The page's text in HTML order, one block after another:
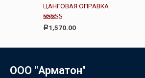
н
к
а
0
и
ЦАНГОВАЯ ОПРАВКА
Оценка
4.00
Р1,570.00
ООО "Арматон"